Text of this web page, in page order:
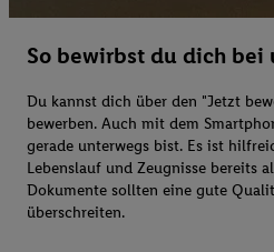
So bewirbst du dich bei
Du kannst dich über den "Jetzt
bewerben. Auch mit dem
gerade unterwegs bist. Es ist
Lebenslauf und Zeugnisse bereits
Dokumente sollten eine gute
überschreiten.